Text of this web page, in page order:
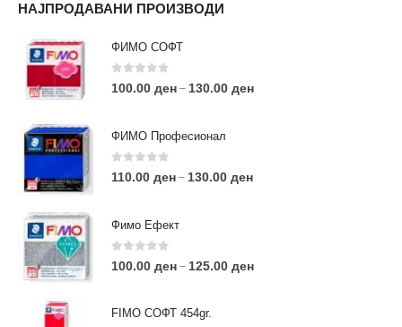
НАЈПРОДАВАНИ ПРОИЗВОДИ
ФИМО СОФТ
0 out of 5
100.00 ден – 130.00 ден
ФИМО Професионал
0out of 5
110.00 ден – 130.00 ден
Фимо Ефект
0 out of 5
100.00 ден – 125.00 ден
FIMO СОФТ 454gr.